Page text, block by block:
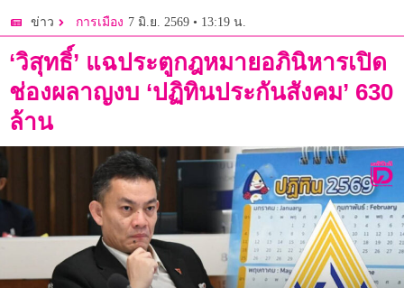
ข่าว การเมือง 7 มิ.ย. 2569 • 13:19 น.
‘วิสุทธิ์’ แฉประตูกฎหมายอภินิหารเปิด
ช่องผลาญงบ ‘ปฏิทินประกันสังคม’ 630
ล้าน